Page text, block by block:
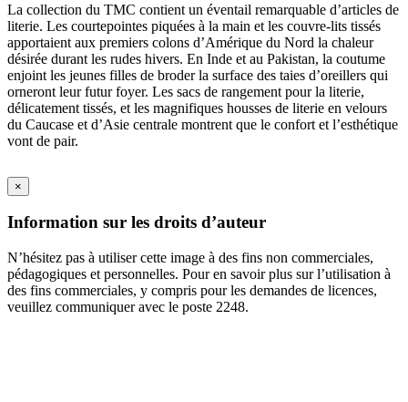
La collection du TMC contient un éventail remarquable d’articles de
literie. Les courtepointes piquées à la main et les couvre-lits tissés
apportaient aux premiers colons d’Amérique du Nord la chaleur
désirée durant les rudes hivers. En Inde et au Pakistan, la coutume
enjoint les jeunes filles de broder la surface des taies d’oreillers qui
orneront leur futur foyer. Les sacs de rangement pour la literie,
délicatement tissés, et les magnifiques housses de literie en velours
du Caucase et d’Asie centrale montrent que le confort et l’esthétique
vont de pair.
×
Information sur les droits d’auteur
N’hésitez pas à utiliser cette image à des fins non commerciales,
pédagogiques et personnelles. Pour en savoir plus sur l’utilisation à
des fins commerciales, y compris pour les demandes de licences,
veuillez communiquer avec le poste 2248.